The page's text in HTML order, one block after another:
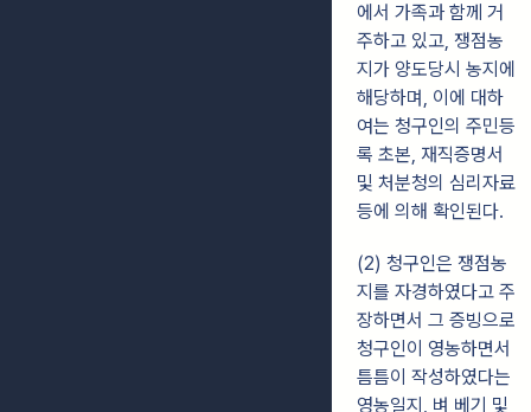
에서 가족과 함께 거
주하고 있고, 쟁점농
지가 양도당시 농지에
해당하며, 이에 대하
여는 청구인의 주민등
록 초본, 재직증명서
및 처분청의 심리자료
등에 의해 확인된다.
(2) 청구인은 쟁점농
지를 자경하였다고 주
장하면서 그 증빙으로
청구인이 영농하면서
틈틈이 작성하였다는
영농일지, 벼 베기 및